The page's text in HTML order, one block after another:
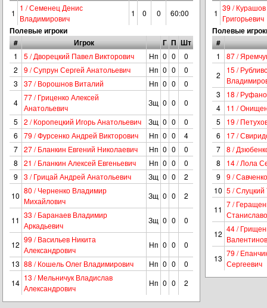
1
1 / Семенец Денис
Владимирович
1 0 0 60:00
Полевые игроки
#
Игрок Г П Шт
1 5 / Дворецкий Павел Викторович Нп 0 0
0
2
9 / Супрун Сергей Анатольевич Нп 0 0
0
3
37 / Ворошнов Виталий Нп 0 0
0
4
77 / Гриценко Алексей
Анатольевич
Зщ 0 0
0
5
2 / Коропецкий Игорь Анатольевич Зщ 0 0
0
6
79 / Фурсенко Андрей Викторович Нп 0 0
4
7
27 / Бланкин Евгений Николаевич Нп 0 0
0
8
21 / Бланкин Алексей Евгеньевич Нп 0 0
0
9
3 / Грицай Андрей Анатольевич Зщ 0 0
2
10
80 / Черненко Владимир
Михайлович
Зщ 0 0 2
11
33 / Баранаев Владимир
Аркадьевич
Зщ 0 0 0
12
99 / Васильев Никита
Александрович
Нп 0 0
0
13 88 / Кошель Олег Владимирович Нп 0 0
0
14
13 / Мельничук Владислав
Александрович
Нп 0 0 2
1
39 / Курашов
Григорьевич
Полевые
#
1
87 /
2
15 /
3
18 /
4
11 /
5
19 /
6
17 /
7
8 /
8
14 / Лола
9
9 /
10 5 /
11
7 /
12
44 /
13
79 /
Сергеевич